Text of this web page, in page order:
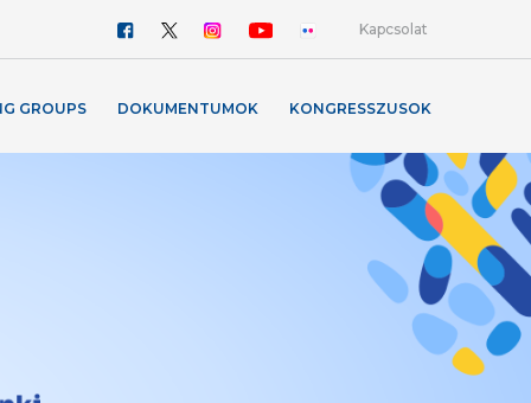
Kapcsolat
GROUPS DOKUMENTUMOK KONGRESSZUSOK